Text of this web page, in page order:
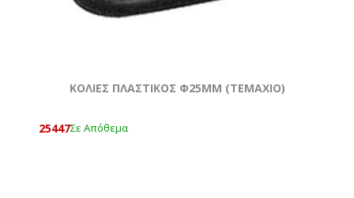
KOΛΙΕΣ ΠΛΑΣΤΙΚΟΣ Φ25MM (ΤΕΜΆΧΙΟ)
25447Σε Απόθεμα